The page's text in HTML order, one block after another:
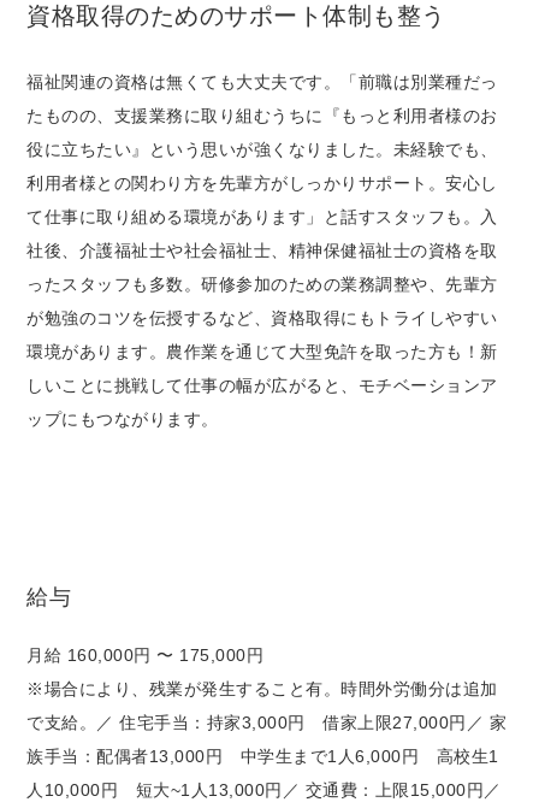
資格取得のためのサポート体制も整う
福祉関連の資格は無くても大丈夫です。「前職は別業種だっ
たものの、支援業務に取り組むうちに『もっと利用者様のお
役に立ちたい』という思いが強くなりました。未経験でも、
利用者様との関わり方を先輩方がしっかりサポート。安心し
て仕事に取り組める環境があります」と話すスタッフも。入
社後、介護福祉士や社会福祉士、精神保健福祉士の資格を取
ったスタッフも多数。研修参加のための業務調整や、先輩方
が勉強のコツを伝授するなど、資格取得にもトライしやすい
環境があります。農作業を通じて大型免許を取った方も！新
しいことに挑戦して仕事の幅が広がると、モチベーションア
ップにもつながります。
給与
月給 160,000円 〜 175,000円
※場合により、残業が発生すること有。時間外労働分は追加
で支給。／ 住宅手当：持家3,000円 借家上限27,000円／ 家
族手当：配偶者13,000円 中学生まで1人6,000円 高校生1
人10,000円 短大~1人13,000円／ 交通費：上限15,000円／